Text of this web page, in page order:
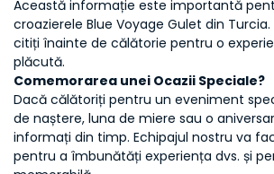
Această informație este importantă
croazierele Blue Voyage Gulet din
citiți înainte de călătorie pentru o
plăcută.
Comemorarea unei Ocazii Speciale?
Dacă călătoriți pentru un eveniment
de naștere, luna de miere sau o
informați din timp. Echipajul nostru va
pentru a îmbunătăți experiența dvs. și